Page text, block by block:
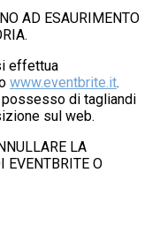
AD ESAURIMENTO
effettua
www.eventbrite.it.
di tagliandi
sul web.
LA
EVENTBRITE O